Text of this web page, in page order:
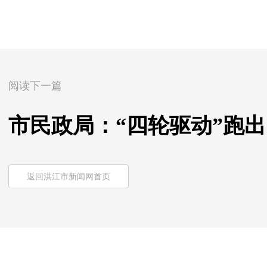
阅读下一篇
市民政局：“四轮驱动”跑
返回洪江市新闻网首页